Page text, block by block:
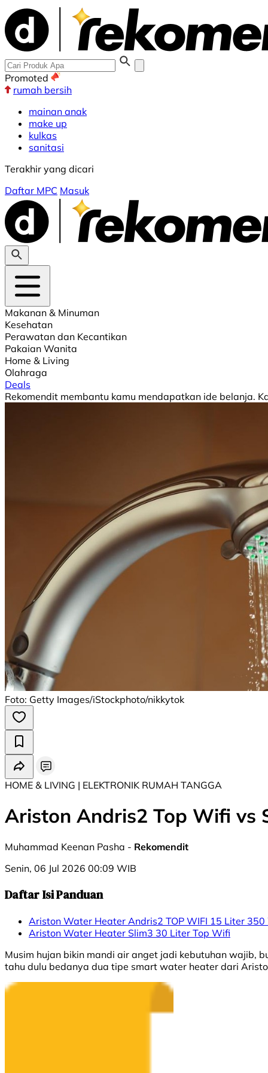
Promoted
rumah bersih
mainan anak
make up
kulkas
sanitasi
Terakhir yang dicari
Daftar MPC Masuk
Makanan & Minuman
Kesehatan
Perawatan dan Kecantikan
Pakaian Wanita
Home & Living
Olahraga
Deals
Rekomendit membantu kamu mendapatkan ide belanja.
Foto: Getty Images/iStockphoto/nikkytok
HOME & LIVING | ELEKTRONIK RUMAH TANGGA
Ariston Andris2 Top Wifi vs
Muhammad Keenan Pasha - Rekomendit
Senin, 06 Jul 2026 00:09 WIB
Daftar Isi Panduan
Ariston Water Heater Andris2 TOP WIFI 15 Liter
⁠Ariston Water Heater Slim3 30 Liter Top Wifi
Musim hujan bikin mandi air anget jadi kebutuhan wajib,
tahu dulu bedanya dua tipe smart water heater dari